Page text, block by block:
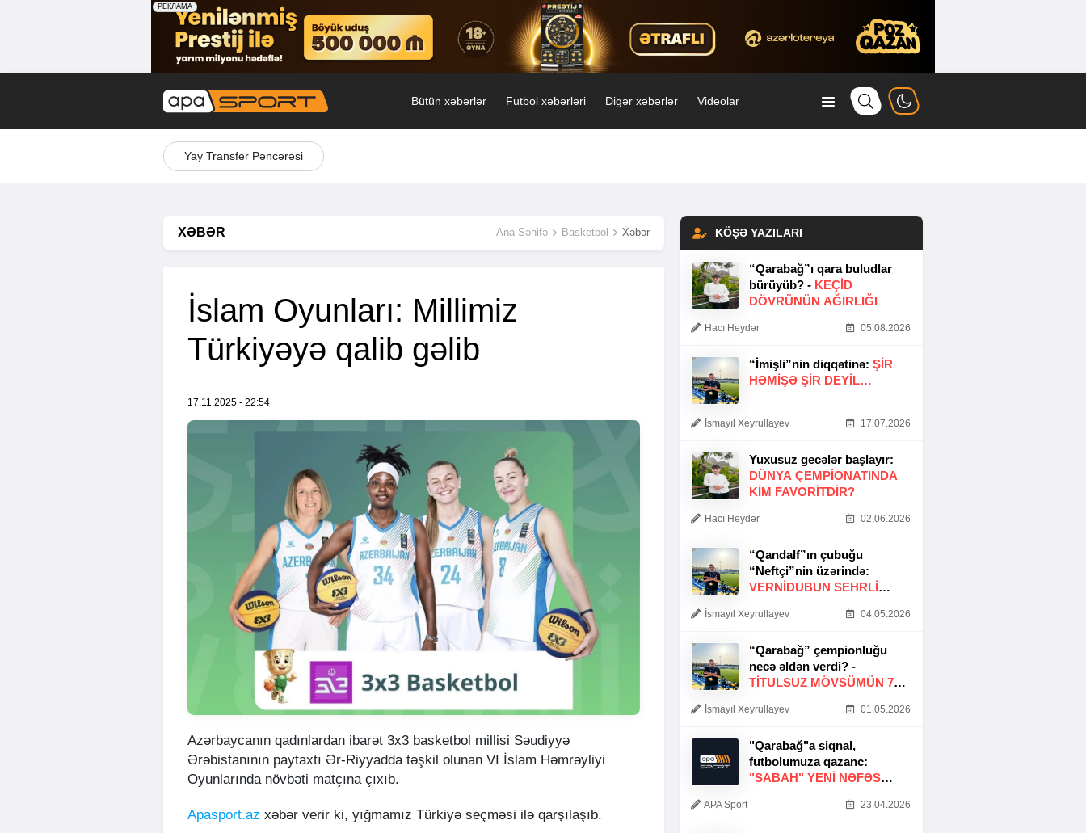
Bütün xəbərlər Futbol xəbərləri Digər xəbərlər Videolar
Yay Transfer Pəncərəsi
XƏBƏR Ana Səhifə Basketbol Xəbər
İslam Oyunları: Millimiz
Türkiyəyə qalib gəlib
17.11.2025 - 22:54
Azərbaycanın qadınlardan ibarət 3x3 basketbol millisi Səudiyyə
Ərəbistanının paytaxtı Ər-Riyyadda təşkil olunan VI İslam Həmrəyliyi
Oyunlarında növbəti matçına çıxıb.
Apasport.az xəbər verir ki, yığmamız Türkiyə seçməsi ilə qarşılaşıb.
KÖŞƏ YAZILARI
“Qarabağ”ı qara buludlar
bürüyüb? - KEÇID
DÖVRÜNÜN AĞIRLIĞI
Hacı Heydər 05.08.2026
“İmişli”nin diqqətinə: ŞIR
HƏMIŞƏ ŞIR DEYIL…
İsmayıl Xeyrullayev 17.07.2026
Yuxusuz gecələr başlayır:
DÜNYA ÇEMPIONATINDA
KIM FAVORITDIR?
Hacı Heydər 02.06.2026
“Qandalf”ın çubuğu
“Neftçi”nin üzərində:
VERNİDUBUN SEHRLİ
İsmayıl Xeyrullayev 04.05.2026
“Qarabağ” çempionluğu
necə əldən verdi? -
TITULSUZ MÖVSÜMÜN 7
İsmayıl Xeyrullayev 01.05.2026
"Qarabağ"a siqnal,
futbolumuza qazanc:
"SABAH" YENI NƏFƏS
APA Sport 23.04.2026